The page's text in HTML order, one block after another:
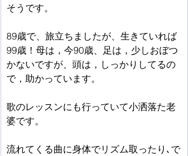
そうです。
89歳で、旅立ちましたが、生きていれば
99歳！母は，今90歳、足は，少しおぼつ
かないですが、頭は，しっかりしてるの
で，助かっています。
歌のレッスンにも行っていて小洒落た老
婆です。
流れてくる曲に身体でリズム取ったり､で